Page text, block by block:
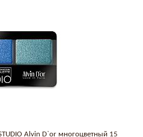
Alvin D`or многоцветный 15